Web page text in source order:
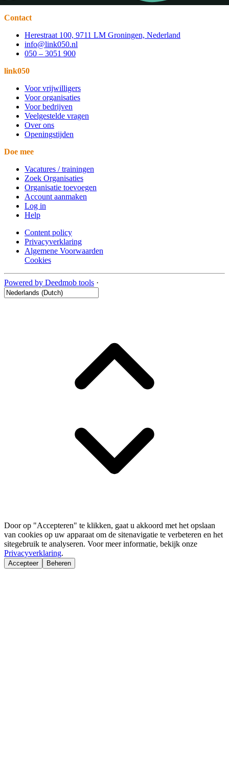
Contact
Herestraat 100, 9711 LM Groningen, Nederland
info@link050.nl
050 – 3051 900
link050
Voor vrijwilligers
Voor organisaties
Voor bedrijven
Veelgestelde vragen
Over ons
Openingstijden
Doe mee
Vacatures / trainingen
Zoek Organisaties
Organisatie toevoegen
Account aanmaken
Log in
Help
Content policy
Privacyverklaring
Algemene Voorwaarden
Cookies
Powered by Deedmob tools ·
Door op "Accepteren" te klikken, gaat u akkoord met het opslaan
van cookies op uw apparaat om de sitenavigatie te verbeteren en het
sitegebruik te analyseren. Voor meer informatie, bekijk onze
Privacyverklaring.
Accepteer Beheren